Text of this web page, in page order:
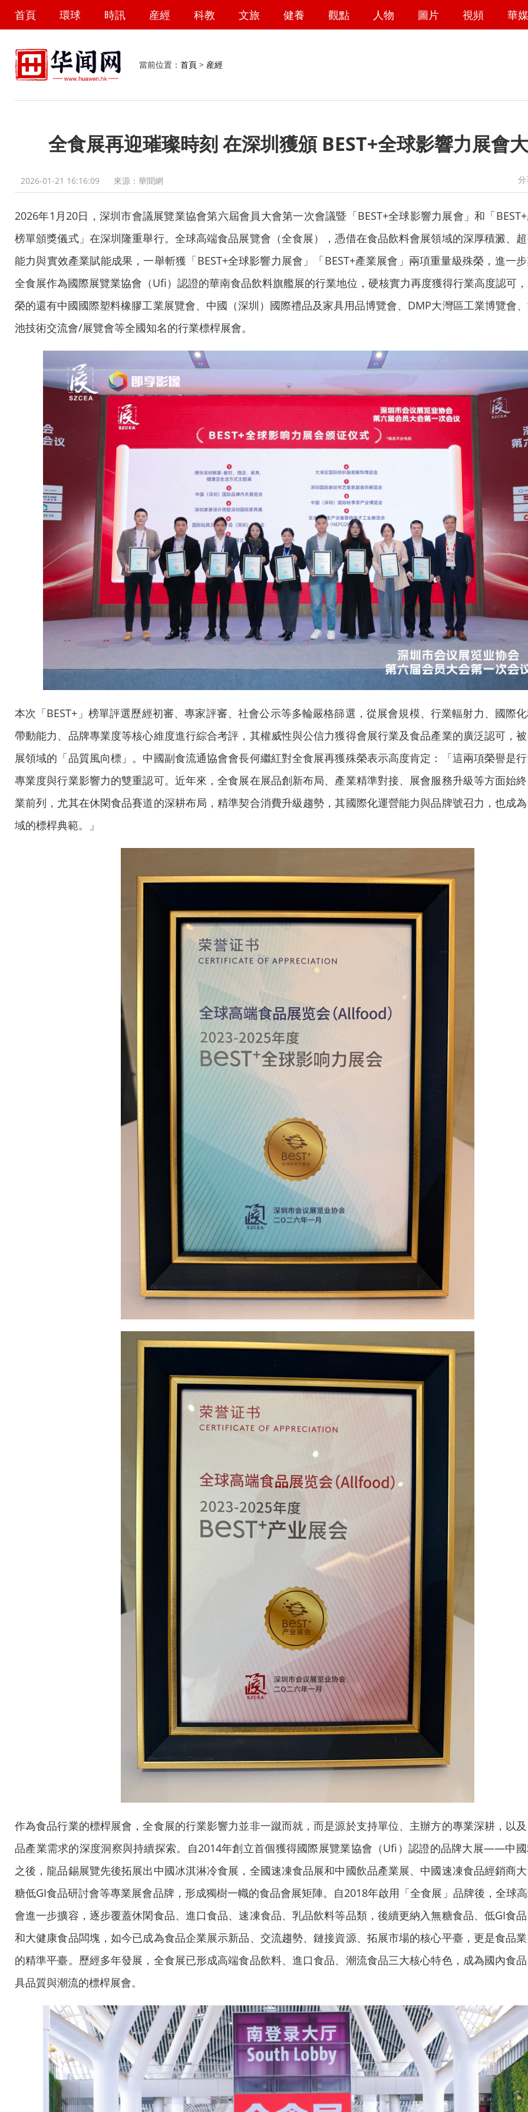
首頁 環球 時訊 産經 科教 文旅 健養 觀點 人物 圖片 視頻 華媒
當前位置： 首頁> 産經
全食展再迎璀璨時刻 在深圳獲頒 BEST+全球影響力展會
2026-01-21 16:16:09 來源：華聞網 分
微博
2026年1月20日，深圳市會議展覽業協會第六屆會員大會第一次會議暨「BEST+全球影響力展會」和「BEST+
榜單頒獎儀式」在深圳隆重舉行。全球高端食品展覽會（全食展），憑借在食品飲料會展領域的深厚積澱、
能力與實效產業賦能成果，一舉斬獲「BEST+全球影響力展會」「BEST+產業展會」兩項重量級殊榮，進一
全食展作為國際展覽業協會（Ufi）認證的華南食品飲料旗艦展的行業地位，硬核實力再度獲得行業高度認可
榮的還有中國國際塑料橡膠工業展覽會、中國（深圳）國際禮品及家具用品博覽會、DMP大灣區工業博覽會
池技術交流會/展覽會等全國知名的行業標桿展會。
本次「BEST+」榜單評選歷經初審、專家評審、社會公示等多輪嚴格篩選，從展會規模、行業輻射力、國際
帶動能力、品牌專業度等核心維度進行綜合考評，其權威性與公信力獲得會展行業及食品產業的廣泛認可，
展領域的「品質風向標」。中國副食流通協會會長何繼紅對全食展再獲殊榮表示高度肯定：「這兩項榮譽是
專業度與行業影響力的雙重認可。近年來，全食展在展品創新布局、產業精準對接、展會服務升級等方面始
業前列，尤其在休閑食品賽道的深耕布局，精準契合消費升級趨勢，其國際化運營能力與品牌號召力，也成
域的標桿典範。」
作為食品行業的標桿展會，全食展的行業影響力並非一蹴而就，而是源於支持單位、主辦方的專業深耕，以
品產業需求的深度洞察與持續探索。自2014年創立首個獲得國際展覽業協會（Ufi）認證的品牌大展——中
之後，龍品錫展覽先後拓展出中國冰淇淋冷食展，全國速凍食品展和中國飲品產業展、中國速凍食品經銷商
糖低GI食品研討會等專業展會品牌，形成獨樹一幟的食品會展矩陣。自2018年啟用「全食展」品牌後，全球
會進一步擴容，逐步覆蓋休閑食品、進口食品、速凍食品、乳品飲料等品類，後續更納入無糖食品、低GI食
和大健康食品闆塊，如今已成為食品企業展示新品、交流趨勢、鏈接資源、拓展市場的核心平臺，更是食品
的精準平臺。歷經多年發展，全食展已形成高端食品飲料、進口食品、潮流食品三大核心特色，成為國內食
具品質與潮流的標桿展會。
香港航空慶祝5月26日蘭州航線啟航 香港特區行政長官與哈薩克斯